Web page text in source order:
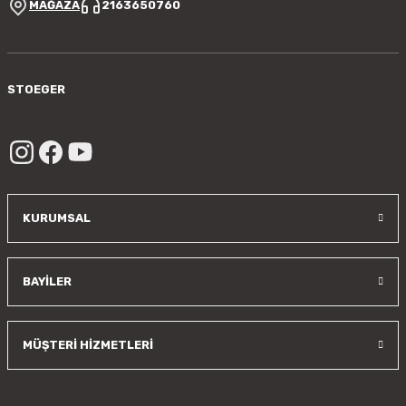
MAĞAZA 2163650760
STOEGER
KURUMSAL
BAYİLER
MÜŞTERİ HİZMETLERİ